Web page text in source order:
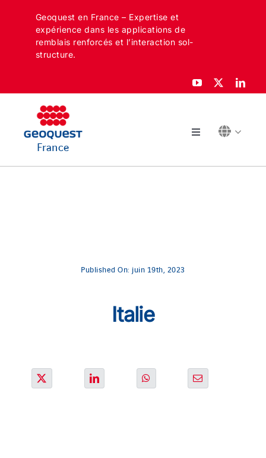
Geoquest en France – Expertise et
expérience dans les applications de
remblais renforcés et l’interaction sol-
structure.
France
Toggle
Published On: juin 19th, 2023
Italie